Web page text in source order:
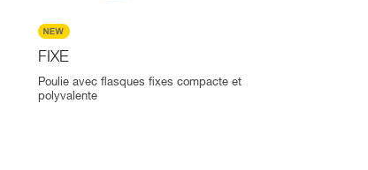
FIXE
Poulie avec flasques fixes compacte et
polyvalente